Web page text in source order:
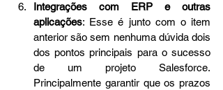
Integrações com ERP e outras
aplicações: Esse é junto com o item
anterior são sem nenhuma dúvida dois
dos pontos principais para o sucesso
de um projeto Salesforce.
Principalmente garantir que os prazos